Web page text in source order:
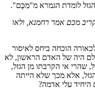
הגזל לומדת הגמרא מ"מִכֶּם".
מכם אמר רחמנא, ולאו
הוכחה ביחס לאיסור
היה של האדם הראשון, לא
שהרי אי הקרבתו מן הגזל,
אלא מכך שלא הייתה
היחיד עלי אדמה?